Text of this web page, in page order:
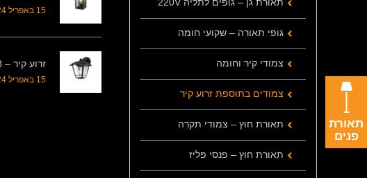
15 באפריל 2024
זרוע קיר – 525838
15 באפריל 2024
גופי תאורה – שקועי חומה
צמודי קיר וחומה
צמודים בתוספת זרוע קיר
תאורת חוץ – צמודי תקרה
תאורת חוץ – פנסי פליז
תאורת
פנים